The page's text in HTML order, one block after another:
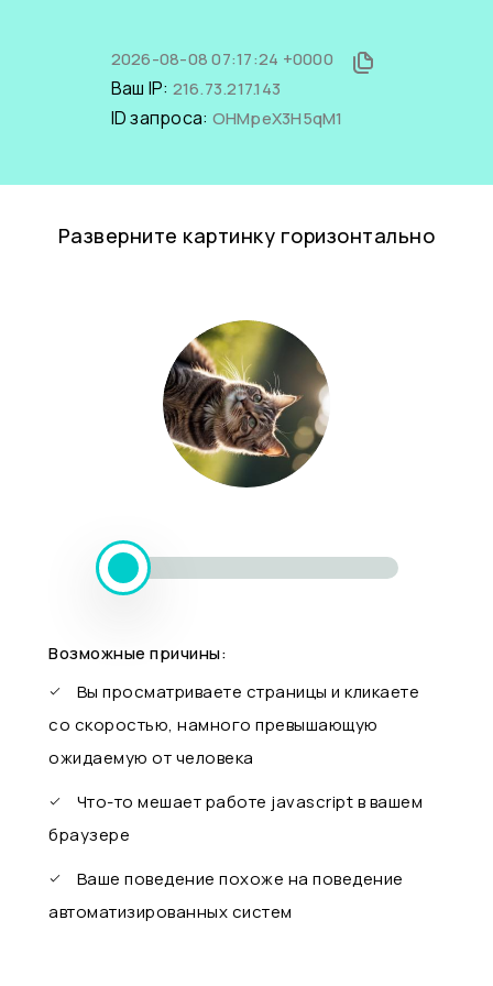
2026-08-08 07:17:24 +0000
Ваш IP: 216.73.217.143
ID запроса: OHMpeX3H5qM1
Разверните картинку горизонтально
Возможные причины:
Вы просматриваете страницы и кликаете
со скоростью, намного превышающую
ожидаемую от человека
Что-то мешает работе javascript в вашем
браузере
Ваше поведение похоже на поведение
автоматизированных систем